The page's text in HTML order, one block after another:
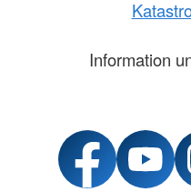
Information